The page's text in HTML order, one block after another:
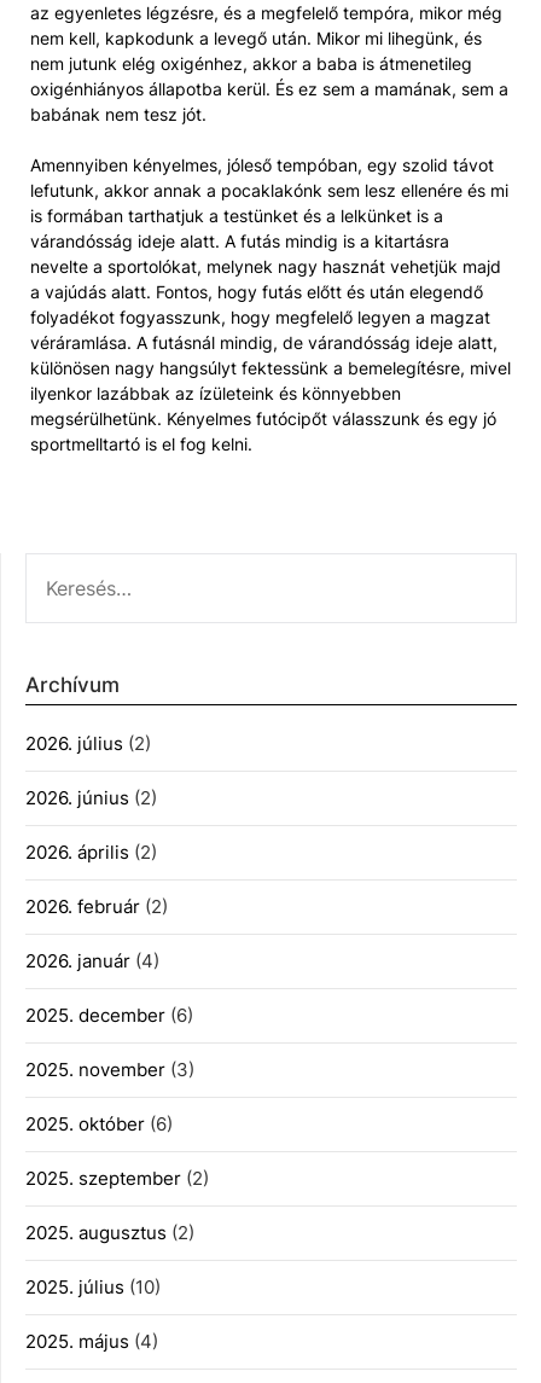
az egyenletes légzésre, és a megfelelő tempóra, mikor még
nem kell, kapkodunk a levegő után. Mikor mi lihegünk, és
nem jutunk elég oxigénhez, akkor a baba is átmenetileg
oxigénhiányos állapotba kerül. És ez sem a mamának, sem a
babának nem tesz jót.
Amennyiben kényelmes, jóleső tempóban, egy szolid távot
lefutunk, akkor annak a pocaklakónk sem lesz ellenére és mi
is formában tarthatjuk a testünket és a lelkünket is a
várandósság ideje alatt. A futás mindig is a kitartásra
nevelte a sportolókat, melynek nagy hasznát vehetjük majd
a vajúdás alatt. Fontos, hogy futás előtt és után elegendő
folyadékot fogyasszunk, hogy megfelelő legyen a magzat
véráramlása. A futásnál mindig, de várandósság ideje alatt,
különösen nagy hangsúlyt fektessünk a bemelegítésre, mivel
ilyenkor lazábbak az ízületeink és könnyebben
megsérülhetünk. Kényelmes futócipőt válasszunk és egy jó
sportmelltartó is el fog kelni.
Archívum
2026. július (2)
2026. június (2)
2026. április (2)
2026. február (2)
2026. január (4)
2025. december (6)
2025. november (3)
2025. október (6)
2025. szeptember (2)
2025. augusztus (2)
2025. július (10)
2025. május (4)